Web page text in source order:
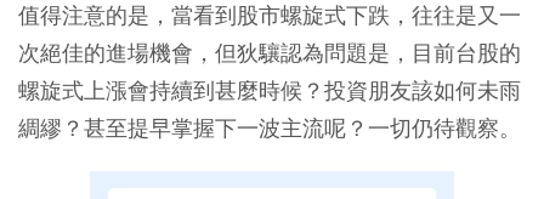
值得注意的是，當看到股市螺旋式下跌，往往是又一
次絕佳的進場機會，但狄驤認為問題是，目前台股的
螺旋式上漲會持續到甚麼時候？投資朋友該如何未雨
綢繆？甚至提早掌握下一波主流呢？一切仍待觀察。